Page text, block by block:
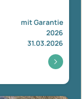
mit Garantie
2026
31.03.2026